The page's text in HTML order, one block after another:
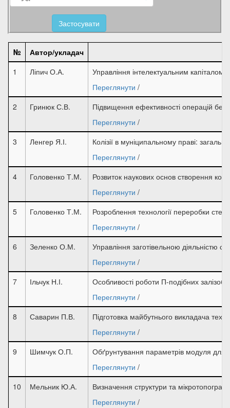
Застосувати
№
Автор/укладач
1
Ліпич О.А.
Управління інтелектуальним капіталом
Переглянути /
2
Гринюк С.В.
Підвищення ефективності операцій
Переглянути /
3
Ленгер Я.І.
Колізії в муніципальному праві:
Переглянути /
4
Головенко Т.М.
Розвиток наукових основ створення
Переглянути /
5
Головенко Т.М.
Розроблення технології переробки
Переглянути /
6
Зеленко О.М.
Управління заготівельною діяльністю
Переглянути /
7
Ільчук Н.І.
Особливості роботи П-подібних
Переглянути /
8
Саварин П.В.
Підготовка майбутнього викладача
Переглянути /
9
Шимчук О.П.
Обґрунтування параметрів модуля для
Переглянути /
10
Мельник Ю.А.
Визначення структури та
Переглянути /